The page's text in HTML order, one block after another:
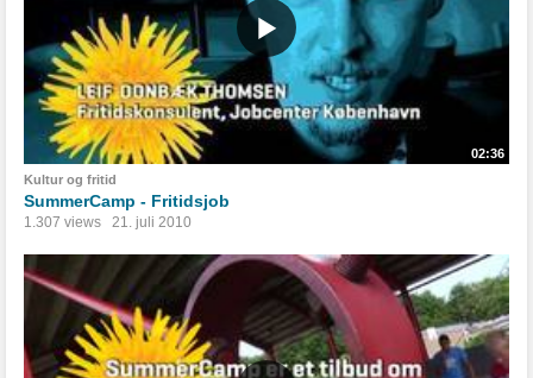
02:36
Kultur og fritid
SummerCamp - Fritidsjob
1.307 views 21. juli 2010